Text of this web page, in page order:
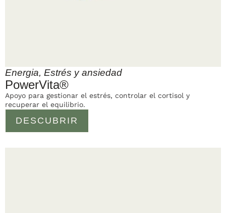
Energia, Estrés y ansiedad
PowerVita®
DESCUBRIR
Apoyo para gestionar el estrés, controlar el cortisol y
recuperar el equilibrio.